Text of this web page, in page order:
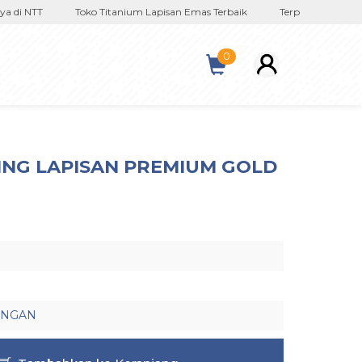
NTT Toko Titanium Lapisan Emas Terbaik Terpercaya Sejak
0
LAPISAN PREMIUM GOLD